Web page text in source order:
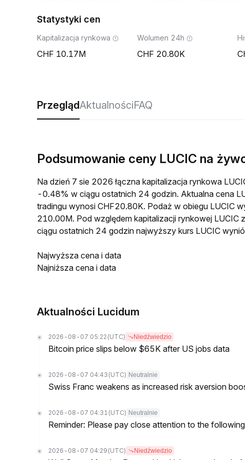
Statystyki cen
Kapitalizacja rynkowa
10.17M
Wolumen 24h
20.80K
PrzeglądAktualnościFAQ
Podsumowanie ceny LUCIC na
Na dzień 7 sie 2026 łączna kapitalizacja rynkowa
-0.48% w ciągu ostatnich 24 godzin. Aktualna cena
tradingu wynosi CHF20.80K. Podaż w obiegu LUCIC
210.00M. Pod względem kapitalizacji rynkowej LUCIC
ciągu ostatnich 24 godzin najwyższy kurs LUCIC
Najwyższa cena i data
Najniższa cena i data
Aktualności Lucidum
2026-08-07 05:22 (UTC) Niedźwiedzio
Bitcoin price slips below $65K after US jobs data
2026-08-07 04:43 (UTC) Neutralnie
Swiss Franc weakens as increased risk aversion
2026-08-07 04:31 (UTC) Neutralnie
Reminder: Please pay close attention to the
2026-08-07 04:29 (UTC) Niedźwiedzio